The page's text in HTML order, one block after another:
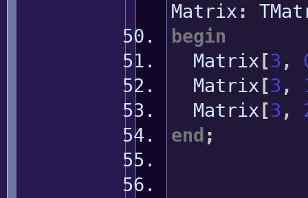
Matrix :
begin
Matrix [3 ,
Matrix [3 ,
Matrix [3 ,
end ;